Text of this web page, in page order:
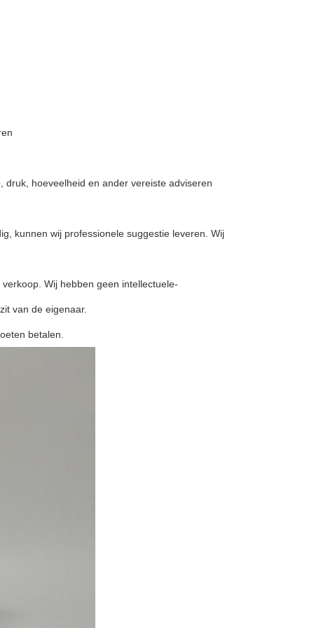
hoeveelheid en ander vereiste adviseren
kunnen wij professionele suggestie leveren. Wij
Wij hebben geen intellectuele-
van de eigenaar.
betalen.